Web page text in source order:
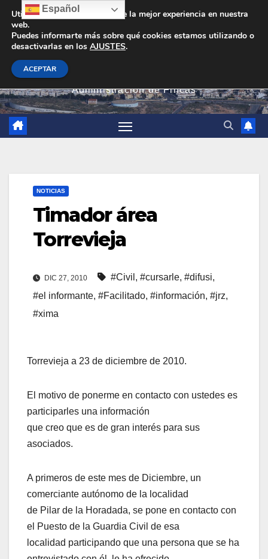
contenido
Administración de Fincas
NOTICIAS
Timador área
Torrevieja
DIC 27, 2010 #Civil , #cursarle, #difusi,
#el informante, #Facilitado, #información, #jrz,
#xima
Torrevieja a 23 de diciembre de 2010.
El motivo de ponerme en contacto con ustedes es
participarles una información
que creo que es de gran interés para sus
asociados.
A primeros de este mes de Diciembre, un
comerciante autónomo de la localidad
de Pilar de la Horadada, se pone en contacto con
el Puesto de la Guardia Civil de esa
localidad participando que una persona que se ha
Español
Utilizamos cookies para darte la mejor experiencia en nuestra
web.
Puedes informarte más sobre qué cookies estamos utilizando o
desactivarlas en los AJUSTES.
ACEPTAR